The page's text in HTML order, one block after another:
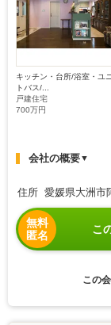
キッチン・台所/浴室・ユ
トバス/...
戸建住宅
700万円
会社の概要▼
住所 愛媛県大洲市
無料
匿名
こ
この